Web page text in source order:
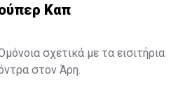
Καπ
σχετικά με τα εισιτήρια
στον Άρη.